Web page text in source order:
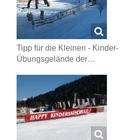
Tipp für die Kleinen - Kinder-
Übungsgelände der…